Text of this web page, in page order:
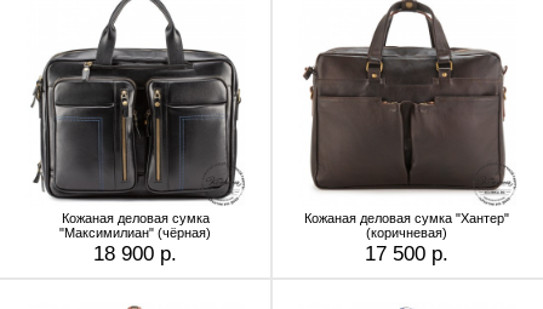
Кожаная деловая сумка
"Максимилиан" (чёрная)
18 900 р.
Кожаная деловая сумка "Хантер"
(коричневая)
17 500 р.